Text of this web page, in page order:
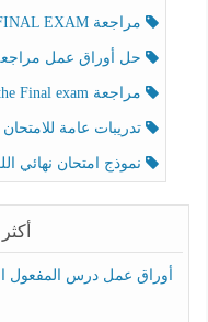
مراجعة FINAL EXAMاللغة الإنجليزية الصف الخامس الفصل الثالث
حل أوراق عمل مراجعة الاختبار
مراجعة Preparation for the Final exam اللغة الإنجليزية الصف الرابع الفصل الثالث
تدريبات عامة للامتحان
نموذج امتحان نهائي
أوراق عمل درس